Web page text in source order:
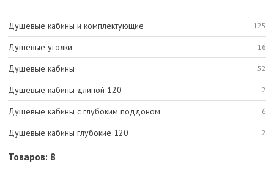
Душевые кабины и комплектующие 125
Душевые уголки 16
Душевые кабины 52
Душевые кабины длиной 120 2
Душевые кабины с глубоким поддоном 6
Душевые кабины глубокие 120 2
Товаров: 8